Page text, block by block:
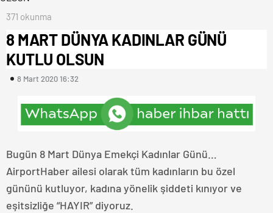
371 okunma
8 MART DÜNYA KADINLAR GÜNÜ
KUTLU OLSUN
8 Mart 2020 16:32
Bugün 8 Mart Dünya Emekçi Kadınlar Günü…
AirportHaber ailesi olarak tüm kadınların bu özel
gününü kutluyor, kadına yönelik şiddeti kınıyor ve
eşitsizliğe “HAYIR” diyoruz.